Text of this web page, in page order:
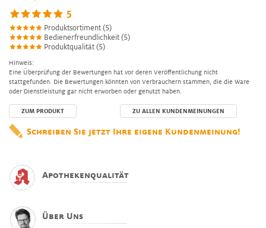
5
Produktsortiment (5)
Bedienerfreundlichkeit (5)
Produktqualität (5)
Hinweis:
Eine Überprüfung der Bewertungen hat vor deren Veröffentlichung nicht
stattgefunden. Die Bewertungen könnten von Verbrauchern stammen, die die Ware
oder Dienstleistung gar nicht erworben oder genutzt haben.
ZUM PRODUKT ZU ALLEN KUNDENMEINUNGEN
Schreiben Sie jetzt Ihre eigene Kundenmeinung!
Apothekenqualität
Über Uns